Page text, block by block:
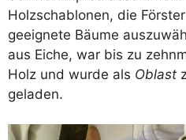
Holzschablonen, die
geeignete Bäume
aus Eiche, war bis zu
Holz und wurde als Oblast
geladen.